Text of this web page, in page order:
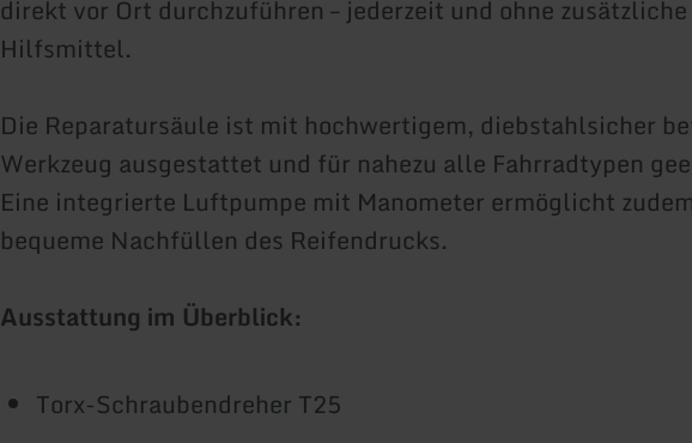
direkt vor Ort durchzuführen – jederzeit und ohne zusätzliche
Hilfsmittel.
Die Reparatursäule ist mit hochwertigem, diebstahlsicher
Werkzeug ausgestattet und für nahezu alle Fahrradtypen
Eine integrierte Luftpumpe mit Manometer ermöglicht
bequeme Nachfüllen des Reifendrucks.
Ausstattung im Überblick:
Torx-Schraubendreher T25